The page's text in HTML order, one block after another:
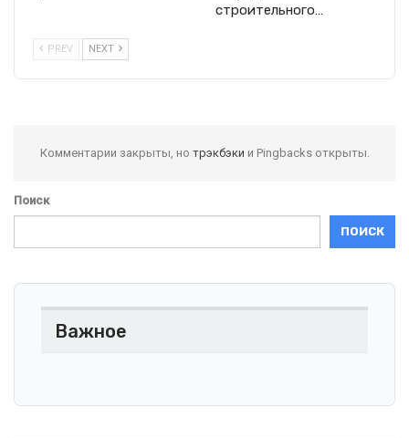
строительного…
PREV NEXT
Комментарии закрыты, но трэкбэки и Pingbacks открыты.
Поиск
ПОИСК
Важное